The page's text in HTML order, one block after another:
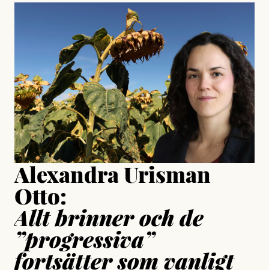
Jonas Lundström
Publicerad24 July, 2026
#23/2026
Jesper Lundby: ”Livet i sig
är ganska politiskt”
Jesper Lundby
Publicerad15 July, 2026
Uppdaterad15 July, 2026
Alexandra Urisman
Otto:
Allt brinner och de
”progressiva”
fortsätter som vanligt